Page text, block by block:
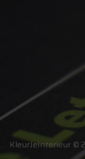
KleurJeInterieur ©